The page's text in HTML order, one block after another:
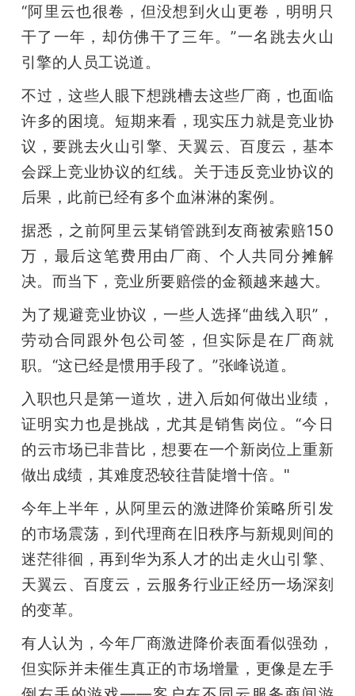
“阿里云也很卷，但没想到火山更卷，明明只
干了一年，却仿佛干了三年。”一名跳去火山
引擎的人员工说道。
不过，这些人眼下想跳槽去这些厂商，也面临
许多的困境。短期来看，现实压力就是竞业协
议，要跳去火山引擎、天翼云、百度云，基本
会踩上竞业协议的红线。关于违反竞业协议的
后果，此前已经有多个血淋淋的案例。
据悉，之前阿里云某销管跳到友商被索赔150
万，最后这笔费用由厂商、个人共同分摊解
决。而当下，竞业所要赔偿的金额越来越大。
为了规避竞业协议，一些人选择“曲线入职”，
劳动合同跟外包公司签，但实际是在厂商就
职。“这已经是惯用手段了。”张峰说道。
入职也只是第一道坎，进入后如何做出业绩，
证明实力也是挑战，尤其是销售岗位。“今日
的云市场已非昔比，想要在一个新岗位上重新
做出成绩，其难度恐较往昔陡增十倍。"
今年上半年，从阿里云的激进降价策略所引发
的市场震荡，到代理商在旧秩序与新规则间的
迷茫徘徊，再到华为系人才的出走火山引擎、
天翼云、百度云，云服务行业正经历一场深刻
的变革。
有人认为，今年厂商激进降价表面看似强劲，
但实际并未催生真正的市场增量，更像是左手